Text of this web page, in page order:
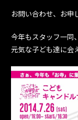
お問い合わせ、お申
今年もスタッフ一同、
元気な子ども達に会